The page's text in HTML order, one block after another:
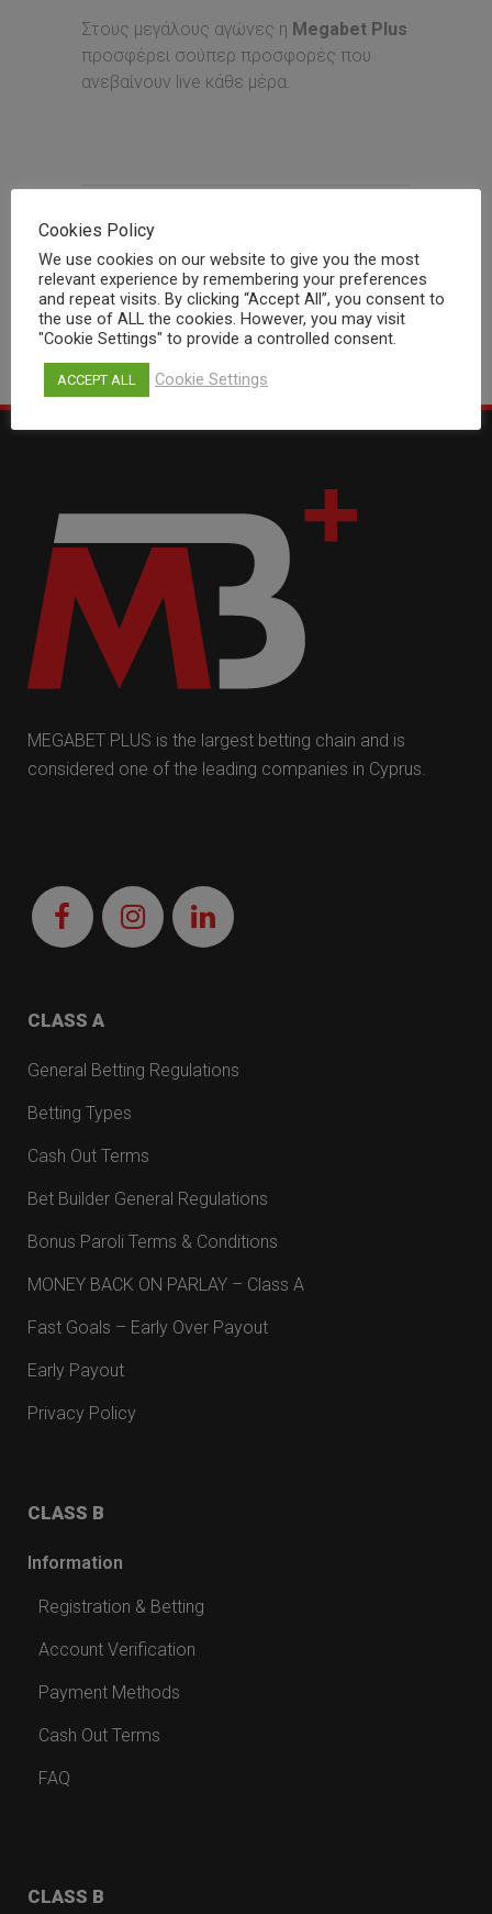
Στους μεγάλους αγώνες η Megabet Plus
προσφέρει σούπερ προσφορές που
ανεβαίνουν live κάθε μέρα.
Share Print page
MEGABET PLUS is the largest betting chain and is
considered one of the leading companies in Cyprus.
CLASS A
General Betting Regulations
Betting Types
Cash Out Terms
Bet Builder General Regulations
Bonus Paroli Terms & Conditions
MONEY BACK ON PARLAY – Class A
Fast Goals – Early Over Payout
Early Payout
Privacy Policy
CLASS B
Information
Registration & Betting
Account Verification
Payment Methods
Cash Out Terms
FAQ
CLASS B
Cookies Policy
We use cookies on our website to give you the most
relevant experience by remembering your preferences
and repeat visits. By clicking “Accept All”, you consent to
the use of ALL the cookies. However, you may visit
"Cookie Settings" to provide a controlled consent.
ACCEPT ALL Cookie Settings